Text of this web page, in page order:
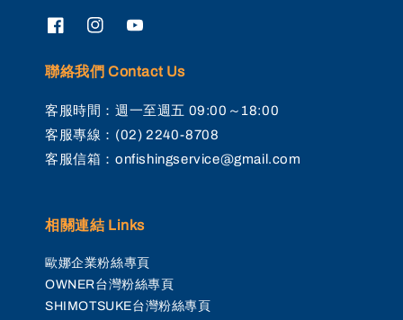
聯絡我們 Contact Us
客服時間：週一至週五 09:00～18:00
客服專線：(02) 2240-8708
客服信箱：onfishingservice@gmail.com
相關連結 Links
歐娜企業粉絲專頁
OWNER台灣粉絲專頁
SHIMOTSUKE台灣粉絲專頁